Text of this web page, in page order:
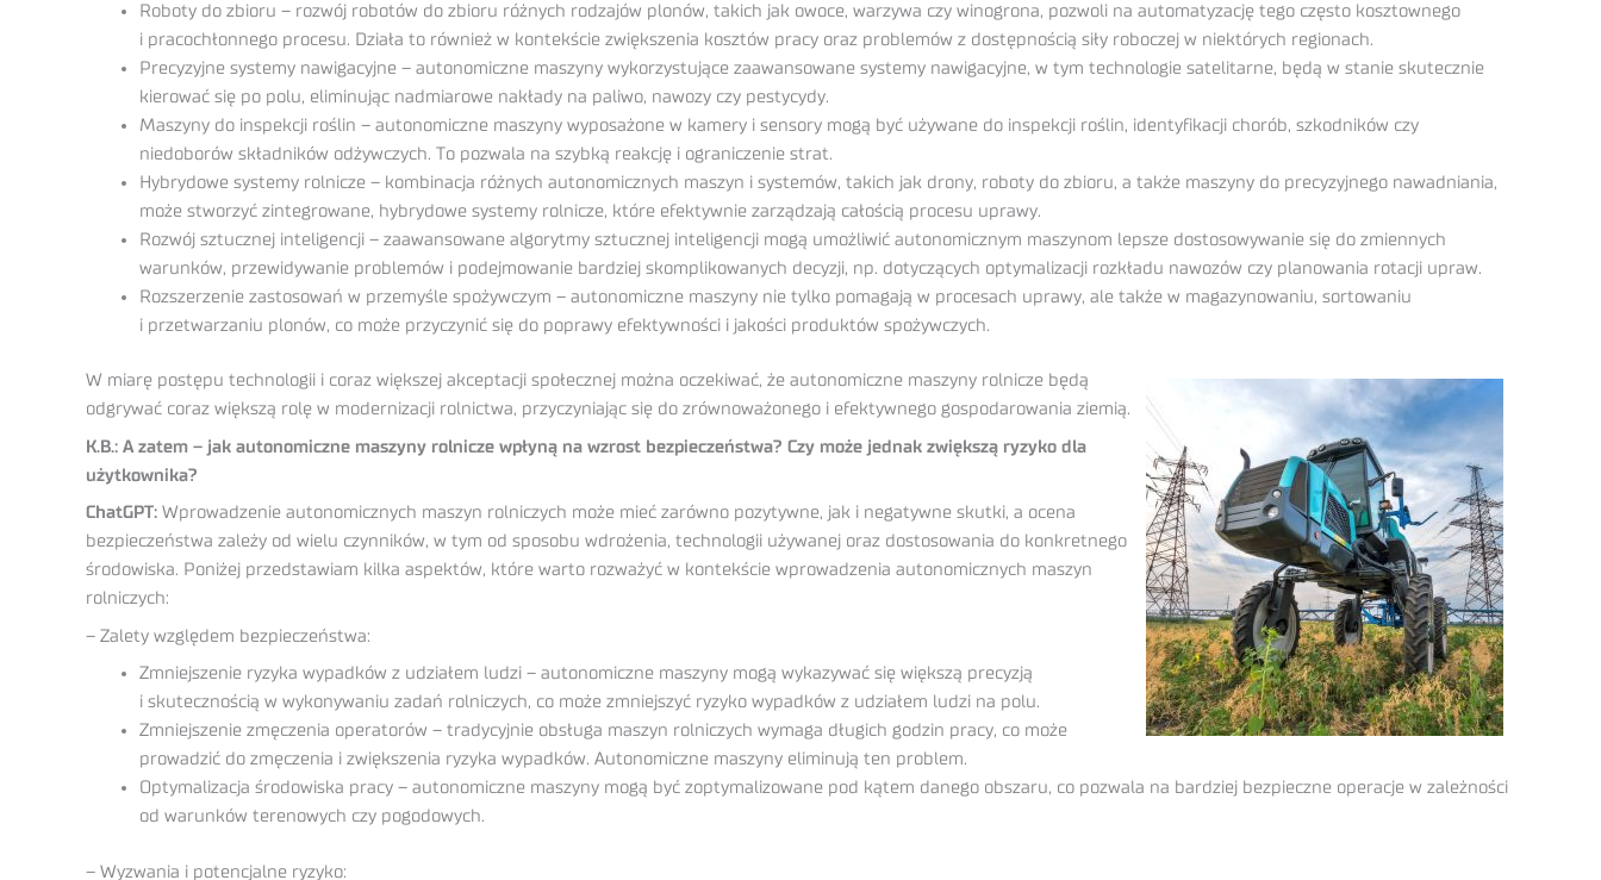
Roboty do zbioru – rozwój robotów do zbioru różnych rodzajów plonów, takich jak owoce, warzywa czy winogrona, pozwoli na automatyzację tego często kosztownego
i pracochłonnego procesu. Działa to również w kontekście zwiększenia kosztów pracy oraz problemów z dostępnością siły roboczej w niektórych regionach.
Precyzyjne systemy nawigacyjne – autonomiczne maszyny wykorzystujące zaawansowane systemy nawigacyjne, w tym technologie satelitarne, będą w stanie skutecznie
kierować się po polu, eliminując nadmiarowe nakłady na paliwo, nawozy czy pestycydy.
Maszyny do inspekcji roślin – autonomiczne maszyny wyposażone w kamery i sensory mogą być używane do inspekcji roślin, identyfikacji chorób, szkodników czy
niedoborów składników odżywczych. To pozwala na szybką reakcję i ograniczenie strat.
Hybrydowe systemy rolnicze – kombinacja różnych autonomicznych maszyn i systemów, takich jak drony, roboty do zbioru, a także maszyny do precyzyjnego nawadniania,
może stworzyć zintegrowane, hybrydowe systemy rolnicze, które efektywnie zarządzają całością procesu uprawy.
Rozwój sztucznej inteligencji – zaawansowane algorytmy sztucznej inteligencji mogą umożliwić autonomicznym maszynom lepsze dostosowywanie się do zmiennych
warunków, przewidywanie problemów i podejmowanie bardziej skomplikowanych decyzji, np. dotyczących optymalizacji rozkładu nawozów czy planowania rotacji upraw.
Rozszerzenie zastosowań w przemyśle spożywczym – autonomiczne maszyny nie tylko pomagają w procesach uprawy, ale także w magazynowaniu, sortowaniu
i przetwarzaniu plonów, co może przyczynić się do poprawy efektywności i jakości produktów spożywczych.
W miarę postępu technologii i coraz większej akceptacji społecznej można oczekiwać, że autonomiczne maszyny rolnicze będą
odgrywać coraz większą rolę w modernizacji rolnictwa, przyczyniając się do zrównoważonego i efektywnego gospodarowania ziemią.
K.B.: A zatem – jak autonomiczne maszyny rolnicze wpłyną na wzrost bezpieczeństwa? Czy może jednak zwiększą ryzyko dla
użytkownika?
ChatGPT: Wprowadzenie autonomicznych maszyn rolniczych może mieć zarówno pozytywne, jak i negatywne skutki, a ocena
bezpieczeństwa zależy od wielu czynników, w tym od sposobu wdrożenia, technologii używanej oraz dostosowania do konkretnego
środowiska. Poniżej przedstawiam kilka aspektów, które warto rozważyć w kontekście wprowadzenia autonomicznych maszyn
rolniczych:
– Zalety względem bezpieczeństwa:
Zmniejszenie ryzyka wypadków z udziałem ludzi – autonomiczne maszyny mogą wykazywać się większą precyzją
i skutecznością w wykonywaniu zadań rolniczych, co może zmniejszyć ryzyko wypadków z udziałem ludzi na polu.
Zmniejszenie zmęczenia operatorów – tradycyjnie obsługa maszyn rolniczych wymaga długich godzin pracy, co może
prowadzić do zmęczenia i zwiększenia ryzyka wypadków. Autonomiczne maszyny eliminują ten problem.
Optymalizacja środowiska pracy – autonomiczne maszyny mogą być zoptymalizowane pod kątem danego obszaru, co pozwala na bardziej bezpieczne operacje w zależności
od warunków terenowych czy pogodowych.
– Wyzwania i potencjalne ryzyko: